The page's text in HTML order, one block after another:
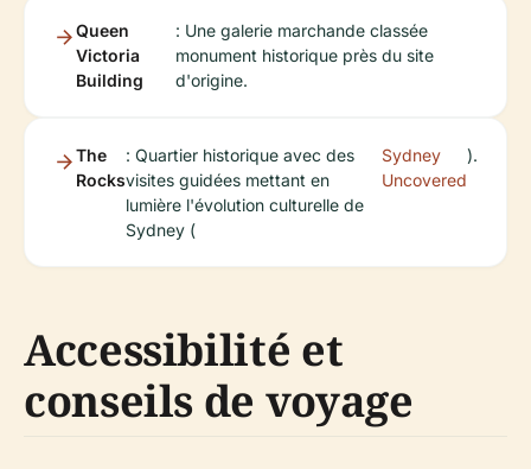
Queen
Victoria
Building
: Une galerie marchande classée
monument historique près du site
d'origine.
The
Rocks
: Quartier historique avec des
visites guidées mettant en
lumière l'évolution culturelle de
Sydney (
Sydney
Uncovered
).
Accessibilité et
conseils de voyage